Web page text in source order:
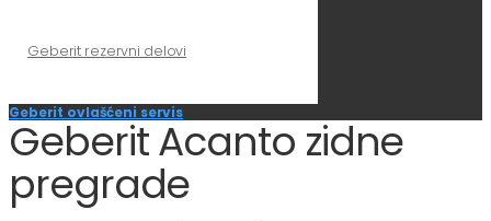
Geberit rezervni delovi
Geberit ovlašćeni servis
Geberit Acanto zidne
pregrade